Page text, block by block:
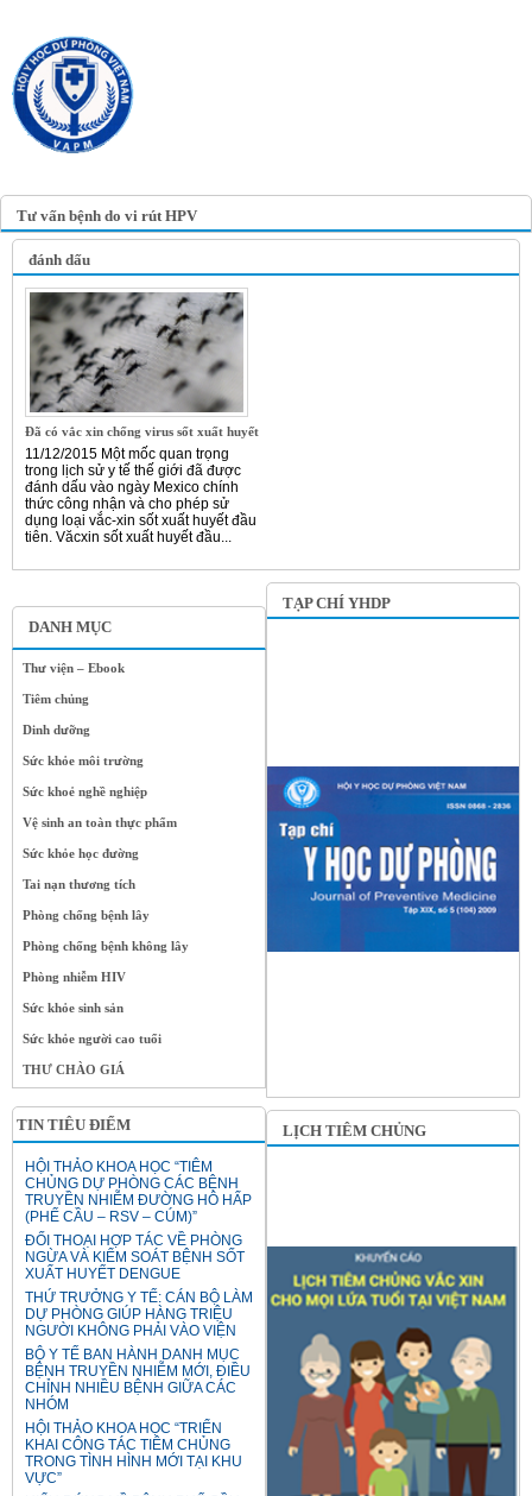
Tư vấn bệnh do vi rút HPV
DANH MỤC
Thư viện – Ebook
Tiêm chủng
Dinh dưỡng
Sức khỏe môi trường
Sức khoẻ nghề nghiệp
Vệ sinh an toàn thực phẩm
Sức khỏe học đường
Tai nạn thương tích
Phòng chống bệnh lây
Phòng chống bệnh không lây
Phòng nhiễm HIV
Sức khỏe sinh sản
Sức khỏe người cao tuổi
THƯ CHÀO GIÁ
TIN TIÊU ĐIỂM
HỘI THẢO KHOA HỌC “TIÊM
CHỦNG DỰ PHÒNG CÁC BỆNH
TRUYỀN NHIỄM ĐƯỜNG HÔ HẤP
(PHẾ CẦU – RSV – CÚM)”
ĐỐI THOẠI HỢP TÁC VỀ PHÒNG
NGỪA VÀ KIỂM SOÁT BỆNH SỐT
XUẤT HUYẾT DENGUE
THỨ TRƯỞNG Y TẾ: CÁN BỘ LÀM
DỰ PHÒNG GIÚP HÀNG TRIỆU
NGƯỜI KHÔNG PHẢI VÀO VIỆN
BỘ Y TẾ BAN HÀNH DANH MỤC
BỆNH TRUYỀN NHIỄM MỚI, ĐIỀU
CHỈNH NHIỀU BỆNH GIỮA CÁC
NHÓM
HỘI THẢO KHOA HỌC “TRIỂN
KHAI CÔNG TÁC TIÊM CHỦNG
TRONG TÌNH HÌNH MỚI TẠI KHU
VỰC”
đánh dấu
Đã có vắc xin chống virus sốt xuất huyết
11/12/2015 Một mốc quan trọng
trong lịch sử y tế thế giới đã được
đánh dấu vào ngày Mexico chính
thức công nhận và cho phép sử
dụng loại vắc-xin sốt xuất huyết đầu
tiên. Văcxin sốt xuất huyết đầu...
TẠP CHÍ YHDP
LỊCH TIÊM CHỦNG